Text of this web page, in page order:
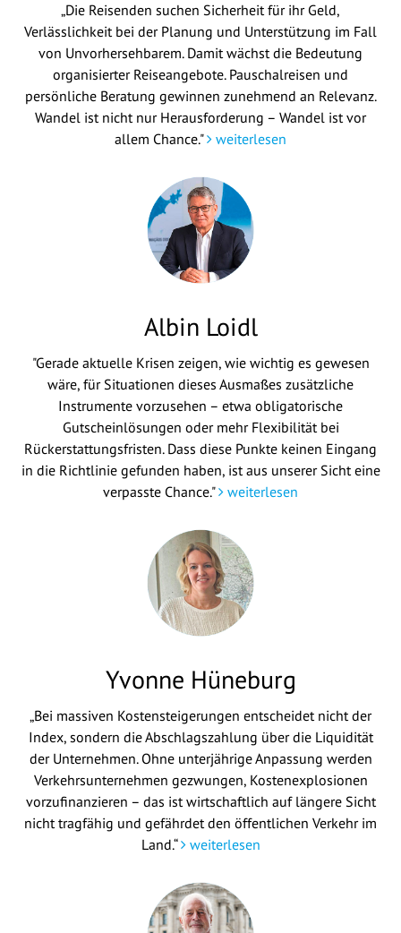
„Die Reisenden suchen Sicherheit für ihr Geld,
Verlässlichkeit bei der Planung und Unterstützung im Fall
von Unvorhersehbarem. Damit wächst die Bedeutung
organisierter Reiseangebote. Pauschalreisen und
persönliche Beratung gewinnen zunehmend an Relevanz.
Wandel ist nicht nur Herausforderung – Wandel ist vor
allem Chance."
weiterlesen
Albin Loidl
"Gerade aktuelle Krisen zeigen, wie wichtig es gewesen
wäre, für Situationen dieses Ausmaßes zusätzliche
Instrumente vorzusehen – etwa obligatorische
Gutscheinlösungen oder mehr Flexibilität bei
Rückerstattungsfristen. Dass diese Punkte keinen Eingang
in die Richtlinie gefunden haben, ist aus unserer Sicht eine
verpasste Chance."
weiterlesen
Yvonne Hüneburg
„Bei massiven Kostensteigerungen entscheidet nicht der
Index, sondern die Abschlagszahlung über die Liquidität
der Unternehmen. Ohne unterjährige Anpassung werden
Verkehrsunternehmen gezwungen, Kostenexplosionen
vorzufinanzieren – das ist wirtschaftlich auf längere Sicht
nicht tragfähig und gefährdet den öffentlichen Verkehr im
Land.“ weiterlesen